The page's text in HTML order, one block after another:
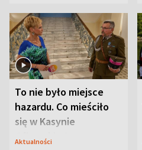
To nie było miejsce
hazardu. Co mieściło
się w Kasynie
Oficerskim?
Aktualności